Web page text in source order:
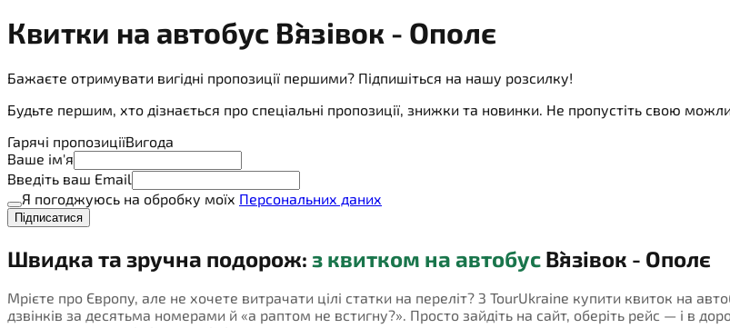
Квитки на автобус В`язівок - Ополє
Бажаєте отримувати вигідні пропозиції першими? Підпишіться на нашу розсилку!
Будьте першим, хто дізнається про спеціальні пропозиції, знижки та новинки. Не пропустіть свою
Гарячі пропозиціїВигода
Ваше ім'я
Введіть ваш Email
Я погоджуюсь на обробку моїх Персональних даних
Підписатися
Швидка та зручна подорож: з квитком на автобус В`язівок - Ополє
Мрієте про Європу, але не хочете витрачати цілі статки на переліт? З TourUkraine купити квиток на
дзвінків за десятьма номерами й «а раптом не встигну?». Просто зайдіть на сайт, оберіть рейс — і в